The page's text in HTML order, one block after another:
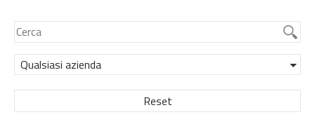
Qualsiasi azienda
Reset